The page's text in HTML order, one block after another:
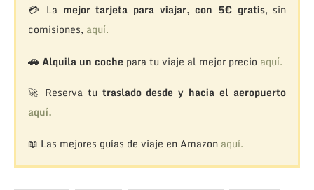
💳 La mejor tarjeta para viajar, con 5€ gratis, sin
comisiones, aquí.
🚗Alquila un coche para tu viaje al mejor precio aquí.
🚀 Reserva tu traslado desde y hacia el aeropuerto
aquí.
📖 Las mejores guías de viaje en Amazon aquí.